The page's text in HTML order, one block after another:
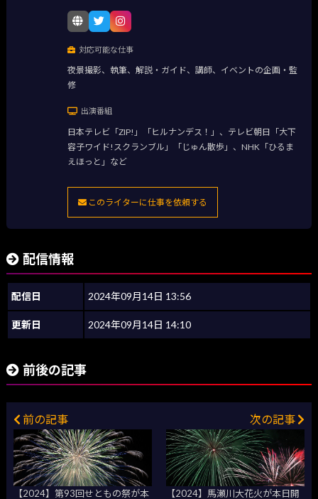
対応可能な仕事
夜景撮影、執筆、解説・ガイド、講師、イベントの企画・監
修
出演番組
日本テレビ「ZIP!」「ヒルナンデス！」、テレビ朝日「大下
容子ワイド!スクランブル」「じゅん散歩」、NHK「ひるま
えほっと」など
このライターに仕事を依頼する
配信情報
配信日 2024年09月14日 13:56
更新日 2024年09月14日 14:10
前後の記事
前の記事
【2024】第93回せともの祭が本
次の記事
【2024】馬瀬川大花火が本日開